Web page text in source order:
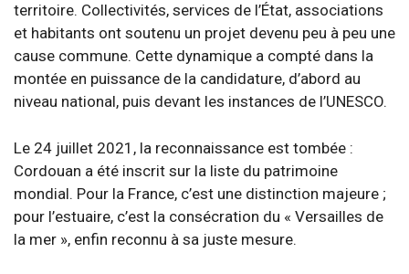
territoire. Collectivités, services de l’État, associations
et habitants ont soutenu un projet devenu peu à peu une
cause commune. Cette dynamique a compté dans la
montée en puissance de la candidature, d’abord au
niveau national, puis devant les instances de l’UNESCO.
Le 24 juillet 2021, la reconnaissance est tombée :
Cordouan a été inscrit sur la liste du patrimoine
mondial. Pour la France, c’est une distinction majeure ;
pour l’estuaire, c’est la consécration du « Versailles de
la mer », enfin reconnu à sa juste mesure.